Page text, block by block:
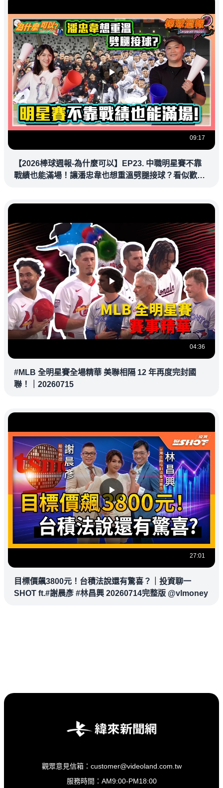
09:17
【2026棒球週報-為什麼可以】EP23. 中職明星賽不靠
戰績也能滿場！讓潘忠韋也想重溫劈腿接球？看似歡樂
04:36
#MLB 全明星賽全場精華 美聯相隔 12 年再度完封國
聯！｜20260715
27:01
目標價飆3800元！台積法說還有驚喜？｜投資聊一
SHOT ft.#謝晨彥 #林昌興 20260714完整版 @vlmoney
觀眾意見信箱：customer@videoland.com.tw
服務時間：AM9:00-PM18:00